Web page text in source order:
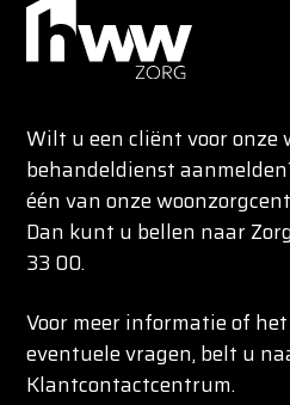
Wilt u een cliënt voor onze
behandeldienst
één van onze
Dan kunt u bellen naar
33 00.
Voor meer informatie of
eventuele vragen, belt u
Klantcontactcentrum.